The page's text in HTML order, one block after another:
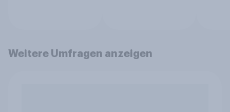
Weitere Umfragen anzeigen